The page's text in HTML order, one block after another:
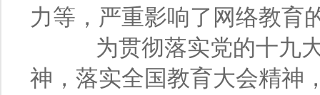
力等，严重影响了网络教育
为贯彻落实党的十九大
神，落实全国教育大会精神